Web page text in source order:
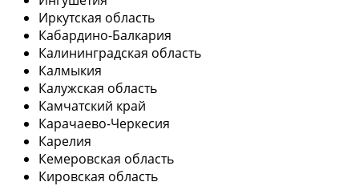
Иркутская область
Кабардино-Балкария
Калининградская область
Калмыкия
Калужская область
Камчатский край
Карачаево-Черкесия
Карелия
Кемеровская область
Кировская область